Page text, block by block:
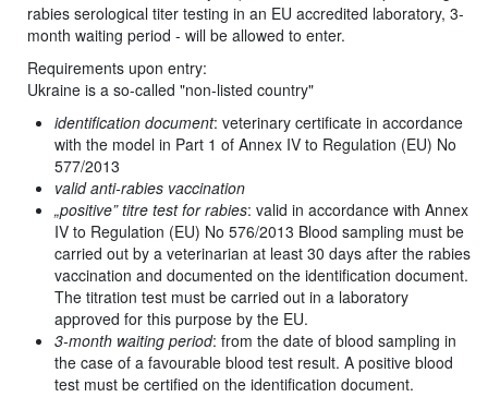
rabies serological titer testing in an EU accredited laboratory, 3-
month waiting period - will be allowed to enter.
Requirements upon entry:
Ukraine is a so-called "non-listed country"
identification document: veterinary certificate in accordance
with the model in Part 1 of Annex IV to Regulation (EU) No
577/2013
valid anti-rabies vaccination
„positive” titre test for rabies: valid in accordance with Annex
IV to Regulation (EU) No 576/2013 Blood sampling must be
carried out by a veterinarian at least 30 days after the rabies
vaccination and documented on the identification document.
The titration test must be carried out in a laboratory
approved for this purpose by the EU.
3-month waiting period: from the date of blood sampling in
the case of a favourable blood test result. A positive blood
test must be certified on the identification document.